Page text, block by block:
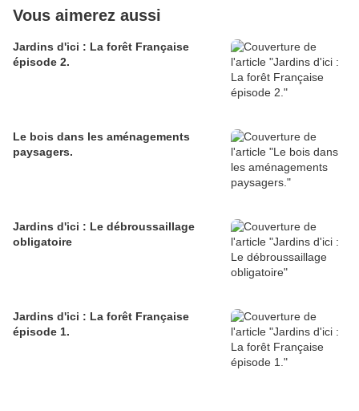
Vous aimerez aussi
Jardins d'ici : La forêt Française
épisode 2.
Le bois dans les aménagements
paysagers.
Jardins d'ici : Le débroussaillage
obligatoire
Jardins d'ici : La forêt Française
épisode 1.